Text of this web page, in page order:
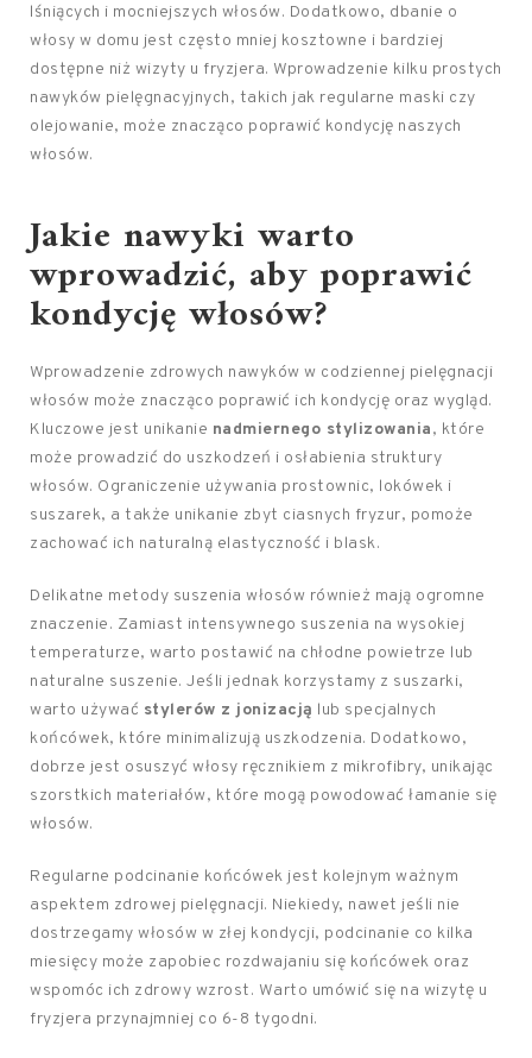
lśniących i mocniejszych włosów. Dodatkowo, dbanie o
włosy w domu jest często mniej kosztowne i bardziej
dostępne niż wizyty u fryzjera. Wprowadzenie kilku prostych
nawyków pielęgnacyjnych, takich jak regularne maski czy
olejowanie, może znacząco poprawić kondycję naszych
włosów.
Jakie nawyki warto
wprowadzić, aby poprawić
kondycję włosów?
Wprowadzenie zdrowych nawyków w codziennej pielęgnacji
włosów może znacząco poprawić ich kondycję oraz wygląd.
Kluczowe jest unikanie nadmiernego stylizowania, które
może prowadzić do uszkodzeń i osłabienia struktury
włosów. Ograniczenie używania prostownic, lokówek i
suszarek, a także unikanie zbyt ciasnych fryzur, pomoże
zachować ich naturalną elastyczność i blask.
Delikatne metody suszenia włosów również mają ogromne
znaczenie. Zamiast intensywnego suszenia na wysokiej
temperaturze, warto postawić na chłodne powietrze lub
naturalne suszenie. Jeśli jednak korzystamy z suszarki,
warto używać stylerów z jonizacją lub specjalnych
końcówek, które minimalizują uszkodzenia. Dodatkowo,
dobrze jest osuszyć włosy ręcznikiem z mikrofibry, unikając
szorstkich materiałów, które mogą powodować łamanie się
włosów.
Regularne podcinanie końcówek jest kolejnym ważnym
aspektem zdrowej pielęgnacji. Niekiedy, nawet jeśli nie
dostrzegamy włosów w złej kondycji, podcinanie co kilka
miesięcy może zapobiec rozdwajaniu się końcówek oraz
wspomóc ich zdrowy wzrost. Warto umówić się na wizytę u
fryzjera przynajmniej co 6-8 tygodni.